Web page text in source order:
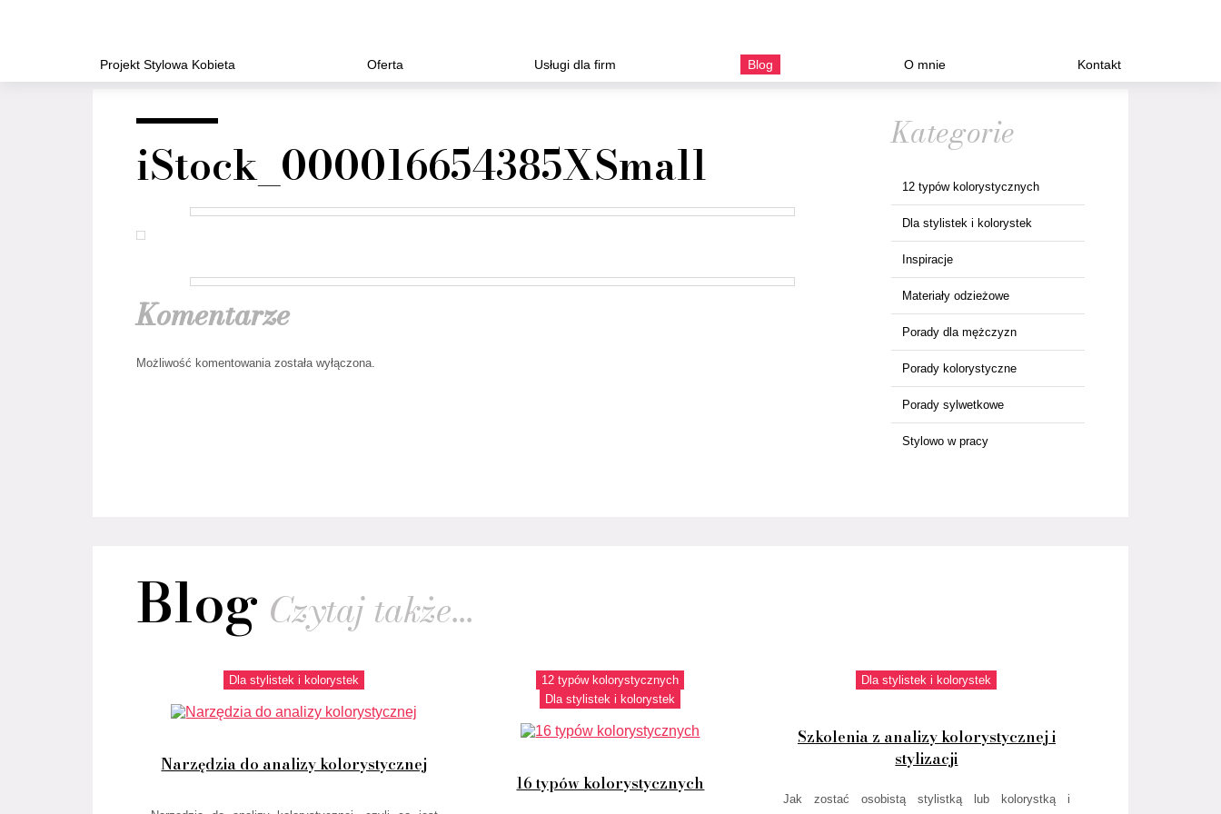
Projekt Stylowa Kobieta Oferta Usługi dla firm Blog O mnie Kontakt
iStock_000016654385XSmall
Komentarze
Możliwość komentowania została wyłączona.
Kategorie
12 typów kolorystycznych
Dla stylistek i kolorystek
Inspiracje
Materiały odzieżowe
Porady dla mężczyzn
Porady kolorystyczne
Porady sylwetkowe
Stylowo w pracy
Blog Czytaj także...
Dla stylistek i kolorystek
Narzędzia do analizy kolorystycznej
12 typów kolorystycznych
Dla stylistek i kolorystek
16 typów kolorystycznych
Dla stylistek i kolorystek
Szkolenia z analizy kolorystycznej i
stylizacji
Jak zostać osobistą stylistką lub kolorystką i